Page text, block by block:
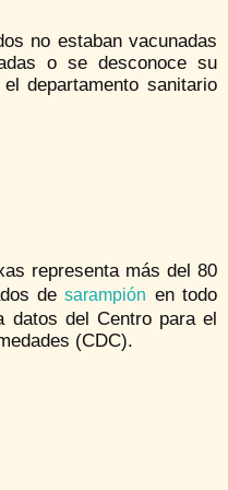
no estaban vacunadas
o se desconoce su
departamento sanitario
representa más del 80
desarampión en todo
datos del Centro para el
(CDC).